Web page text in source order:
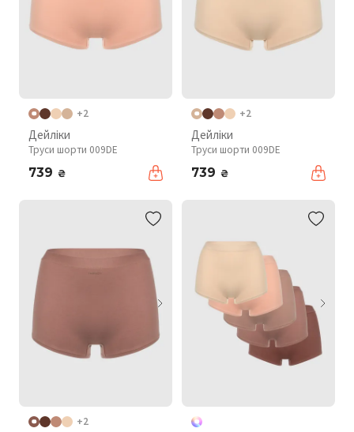
+2
Дейліки
Труси шорти 009DE
739 ₴
+2
Дейліки
Труси шорти 009DE
739 ₴
+2